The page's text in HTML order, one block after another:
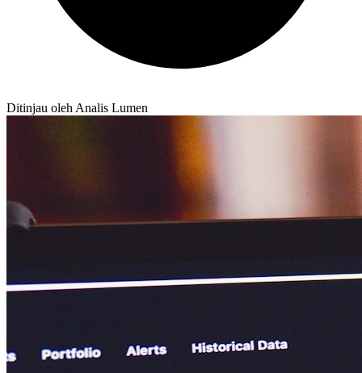
Ditinjau oleh Analis Lumen